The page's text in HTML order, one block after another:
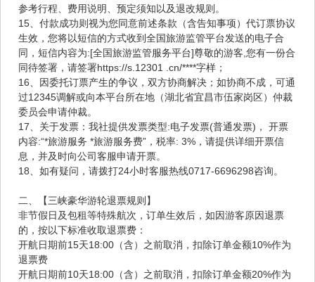
参考行程、费用说明、预定须知以及退改规则。
15、付款成功则视为您同意前述条款（含告知事项）代订票协议
生效，您将以短信的方式收到全国旅游监管平台发送的电子合
同，短信内容为:[全国旅游监管服务平台]尊敬的游客,您有一份合
同待签署，请签署https://s.12301 .cn/****字样；
16、因委托订票产生的争议，双方协商解决；如协商不成，可通
过12345调解或向本平台所在地（湖北省宜昌市伍家岗区）仲裁
委员会申请仲裁。
17、关于发票：我社提供发票类型:电子发票(普通发票)， 开票
内容:“*旅游服务 *旅游服务费”，税率: 3%，请提供详细开票信
息，并及时向公司客服申请开票。
18、如有疑问，请拨打24小时客服热线0717-6696298咨询。
二、【三峡豪华游轮退票规则】
非节假日及包租等特殊航次，订单生效后，如因游客原因退票
的，按以下标准收取退票费：
开航日期前15天18:00（含）之前取消，扣除订单金额10%作为
退票费
开航日期前10天18:00（含）之前取消，扣除订单金额20%作为